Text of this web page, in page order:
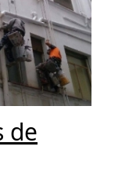
de